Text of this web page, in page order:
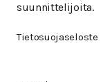
suunnittelijoita.
Tietosuojaseloste